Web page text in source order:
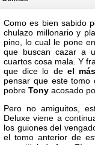
Como es bien sabido
chulazo millonario y
pino, lo cual le pone
que buscan cazar a
cuartos cosa mala. Y
que dice lo de el
pensar que este
pobre Tony acosado
Pero no amiguitos,
Deluxe viene a
los guiones del
el tomo anterior de